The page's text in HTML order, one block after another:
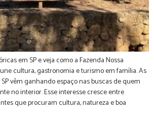
em SP e veja como a Fazenda Nossa
cultura, gastronomia e turismo em família. As
vêm ganhando espaço nas buscas de quem
no interior. Esse interesse cresce entre
que procuram cultura, natureza e boa